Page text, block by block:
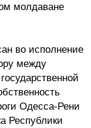
молдаване
во исполнение
между
Одесса-Рени
Республики